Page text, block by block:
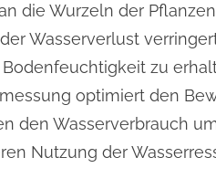
die Wurzeln der
Wasserverlust
zu
optimiert den
den Wasserverbrauch
Nutzung der